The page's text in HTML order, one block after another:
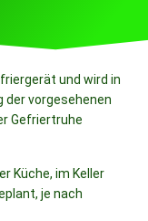
und wird in
der vorgesehenen
Gefriertruhe
Küche, im Keller
je nach